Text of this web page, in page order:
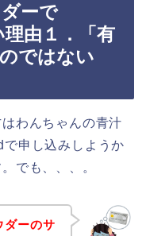
ーで
由１．「有
ではない
わんちゃんの青汁
申し込みしようか
でも、、、。
ダーのサ